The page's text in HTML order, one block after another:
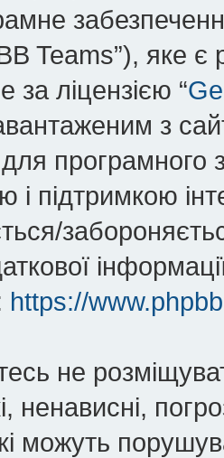
Teams”), яке
за ліцензією “
з
для
і підтримкою
https://
не
ненависні,
можуть